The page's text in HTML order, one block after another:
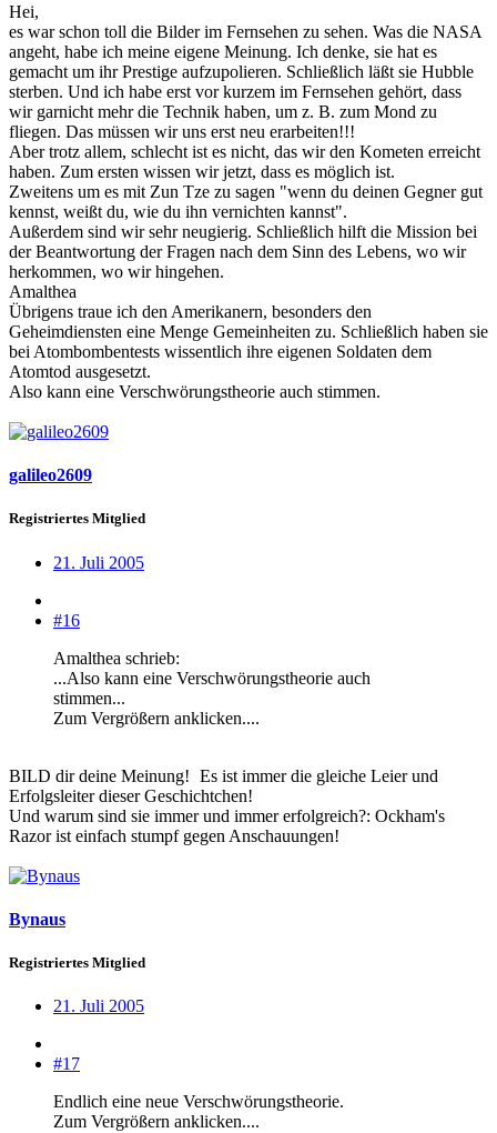
Hei,
es war schon toll die Bilder im Fernsehen zu sehen. Was die NASA
angeht, habe ich meine eigene Meinung. Ich denke, sie hat es
gemacht um ihr Prestige aufzupolieren. Schließlich läßt sie Hubble
sterben. Und ich habe erst vor kurzem im Fernsehen gehört, dass
wir garnicht mehr die Technik haben, um z. B. zum Mond zu
fliegen. Das müssen wir uns erst neu erarbeiten!!!
Aber trotz allem, schlecht ist es nicht, das wir den Kometen erreicht
haben. Zum ersten wissen wir jetzt, dass es möglich ist.
Zweitens um es mit Zun Tze zu sagen "wenn du deinen Gegner gut
kennst, weißt du, wie du ihn vernichten kannst".
Außerdem sind wir sehr neugierig. Schließlich hilft die Mission bei
der Beantwortung der Fragen nach dem Sinn des Lebens, wo wir
herkommen, wo wir hingehen.
Amalthea
Übrigens traue ich den Amerikanern, besonders den
Geheimdiensten eine Menge Gemeinheiten zu. Schließlich haben sie
bei Atombombentests wissentlich ihre eigenen Soldaten dem
Atomtod ausgesetzt.
Also kann eine Verschwörungstheorie auch stimmen.
galileo2609
Registriertes Mitglied
21. Juli 2005
#16
Amalthea schrieb:
...Also kann eine Verschwörungstheorie auch
stimmen...
Zum Vergrößern anklicken....
BILD dir deine Meinung! Es ist immer die gleiche Leier und
Erfolgsleiter dieser Geschichtchen!
Und warum sind sie immer und immer erfolgreich?: Ockham's
Razor ist einfach stumpf gegen Anschauungen!
Bynaus
Registriertes Mitglied
21. Juli 2005
#17
Endlich eine neue Verschwörungstheorie.
Zum Vergrößern anklicken....